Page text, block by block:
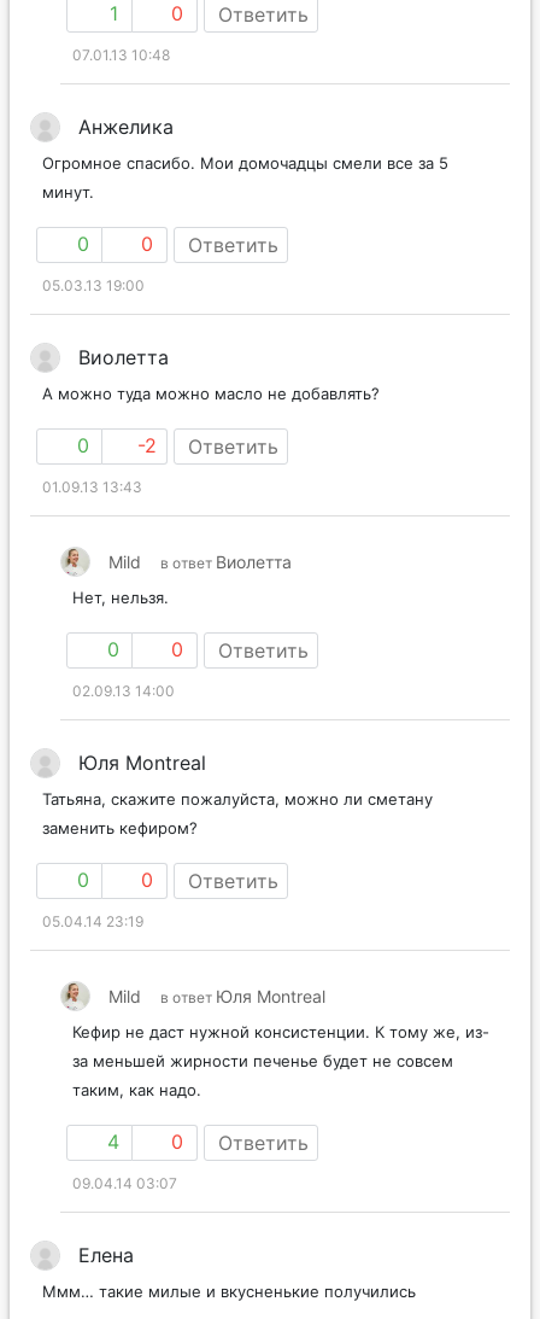
1 0 Ответить
07.01.13 10:48
Анжелика
Огромное спасибо. Мои домочадцы смели все за 5
минут.
0 0 Ответить
05.03.13 19:00
Виолетта
А можно туда можно масло не добавлять?
0 -2 Ответить
01.09.13 13:43
Mild в ответ Виолетта
Нет, нельзя.
0 0 Ответить
02.09.13 14:00
Юля Montreal
Татьяна, скажите пожалуйста, можно ли сметану
заменить кефиром?
0 0 Ответить
05.04.14 23:19
Mild в ответ Юля Montreal
Кефир не даст нужной консистенции. К тому же, из-
за меньшей жирности печенье будет не совсем
таким, как надо.
4 0 Ответить
09.04.14 03:07
Елена
Ммм… такие милые и вкусненькие получились